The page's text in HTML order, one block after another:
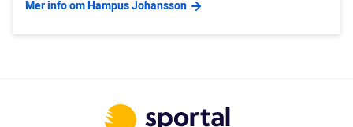
Mer info om Hampus Johansson